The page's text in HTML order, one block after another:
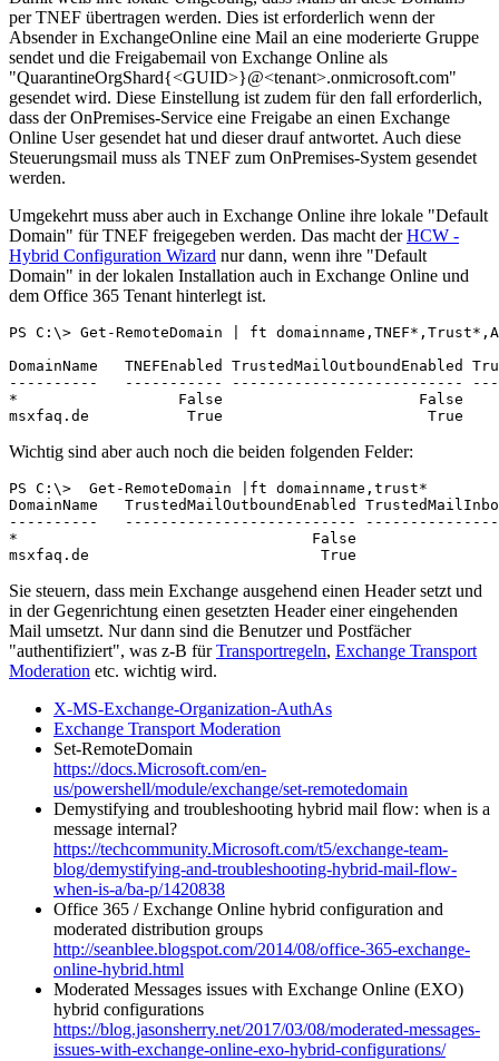
per TNEF übertragen werden. Dies ist erforderlich wenn der
Absender in ExchangeOnline eine Mail an eine moderierte Gruppe
sendet und die Freigabemail von Exchange Online als
"QuarantineOrgShard{<GUID>}@<tenant>.onmicrosoft.com"
gesendet wird. Diese Einstellung ist zudem für den fall erforderlich,
dass der OnPremises-Service eine Freigabe an einen Exchange
Online User gesendet hat und dieser drauf antwortet. Auch diese
Steuerungsmail muss als TNEF zum OnPremises-System gesendet
werden.
Umgekehrt muss aber auch in Exchange Online ihre lokale "Default
Domain" für TNEF freigegeben werden. Das macht derHCW -
Hybrid Configuration Wizard nur dann, wenn ihre "Default
Domain" in der lokalen Installation auch in Exchange Online und
dem Office 365 Tenant hinterlegt ist.
PS C:\> Get-RemoteDomain | ft
DomainName   TNEFEnabled TrustedMailOutboundEnabled
----------   ----------- --------------------------
*                  False                      False
msxfaq.de           True                       True
Wichtig sind aber auch noch die beiden folgenden Felder:
PS C:\>  Get-RemoteDomain |ft domainname,trust*
DomainName   TrustedMailOutboundEnabled
----------   --------------------------
*                                 False
msxfaq.de                          True
Sie steuern, dass mein Exchange ausgehend einen Header setzt und
in der Gegenrichtung einen gesetzten Header einer eingehenden
Mail umsetzt. Nur dann sind die Benutzer und Postfächer
"authentifiziert", was z-B fürTransportregeln, Exchange Transport
Moderation etc. wichtig wird.
X-MS-Exchange-Organization-AuthAs
Exchange Transport Moderation
Set-RemoteDomain
https://docs.Microsoft.com/en-
us/powershell/module/exchange/set-remotedomain
Demystifying and troubleshooting hybrid mail flow: when is a
message internal?
https://techcommunity.Microsoft.com/t5/exchange-team-
blog/demystifying-and-troubleshooting-hybrid-mail-flow-
when-is-a/ba-p/1420838
Office 365 / Exchange Online hybrid configuration and
moderated distribution groups
http://seanblee.blogspot.com/2014/08/office-365-exchange-
online-hybrid.html
Moderated Messages issues with Exchange Online (EXO)
hybrid configurations
https://blog.jasonsherry.net/2017/03/08/moderated-messages-
issues-with-exchange-online-exo-hybrid-configurations/